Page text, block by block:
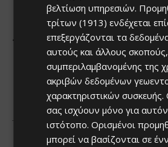
βελτίωση υπηρεσιών.
τρίτων (1913) ενδέχεται
επεξεργάζονται τα
αυτούς και άλλους σκοπούς,
συμπεριλαμβανομένης της
ακριβών δεδομένων
χαρακτηριστικών συσκευής.
σας ισχύουν μόνο για
ιστότοπο. Ορισμένοι
μπορεί να βασίζονται σε